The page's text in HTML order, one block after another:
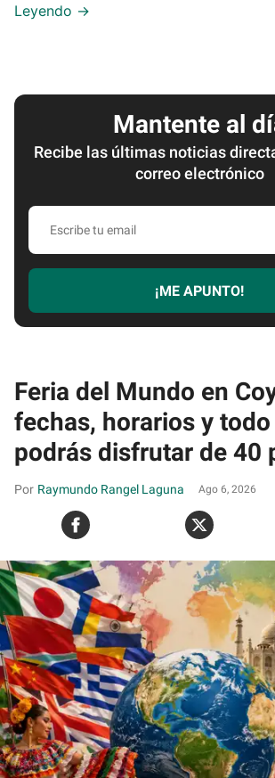
Mantente al
Recibe las últimas noticias
correo electrónico
Escribe
email
¡ME APUNTO!
Feria del Mundo en
fechas, horarios y
podrás disfrutar de 40
Raymundo Rangel Laguna Ago 6, 2026